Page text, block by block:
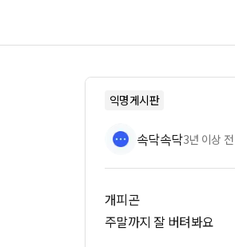
익명게시판
속닥속닥3년 이상 전
개피곤
주말까지 잘 버텨봐요